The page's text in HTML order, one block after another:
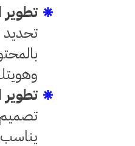
تحديد
وهويتك (10 منشورات
تطوير